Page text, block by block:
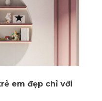
em đẹp chỉ với